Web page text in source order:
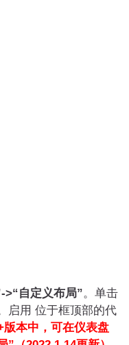
>“自定义布局”。单击
启用 位于框顶部的代
本中，可在仪表盘